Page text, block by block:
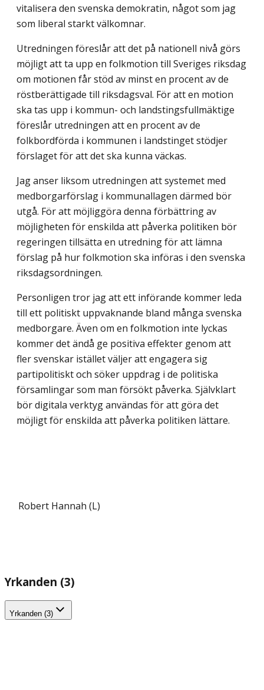
vitalisera den svenska demokratin, något som jag
som liberal starkt välkomnar.
Utredningen föreslår att det på nationell nivå görs
möjligt att ta upp en folkmotion till Sveriges riksdag
om motionen får stöd av minst en procent av de
röstberättigade till riksdagsval. För att en motion
ska tas upp i kommun- och landstingsfullmäktige
föreslår utredningen att en procent av de
folkbordförda i kommunen i landstinget stödjer
förslaget för att det ska kunna väckas.
Jag anser liksom utredningen att systemet med
medborgarförslag i kommunallagen därmed bör
utgå. För att möjliggöra denna förbättring av
möjligheten för enskilda att påverka politiken bör
regeringen tillsätta en utredning för att lämna
förslag på hur folkmotion ska införas i den svenska
riksdagsordningen.
Personligen tror jag att ett införande kommer leda
till ett politiskt uppvaknande bland många svenska
medborgare. Även om en folkmotion inte lyckas
kommer det ändå ge positiva effekter genom att
fler svenskar istället väljer att engagera sig
partipolitiskt och söker uppdrag i de politiska
församlingar som man försökt påverka. Självklart
bör digitala verktyg användas för att göra det
möjligt för enskilda att påverka politiken lättare.
Robert Hannah (L)
Yrkanden (3)
Yrkanden (3)